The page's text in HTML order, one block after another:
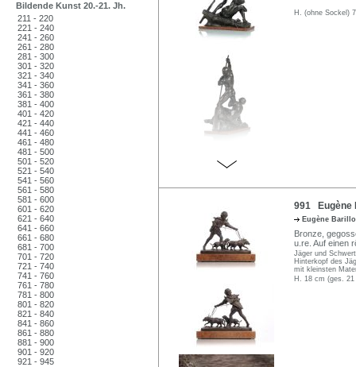
Bildende Kunst 20.-21. Jh.
211 - 220
221 - 240
241 - 260
261 - 280
281 - 300
301 - 320
321 - 340
341 - 360
361 - 380
381 - 400
401 - 420
421 - 440
441 - 460
461 - 480
481 - 500
501 - 520
521 - 540
541 - 560
561 - 580
581 - 600
601 - 620
621 - 640
641 - 660
661 - 680
681 - 700
701 - 720
721 - 740
741 - 760
761 - 780
781 - 800
801 - 820
821 - 840
841 - 860
861 - 880
881 - 900
901 - 920
921 - 945
H. (ohne Sockel)
991 Eugène
Eugène
Bronze,
u.re. Auf einen
Jäger und
Hinterkopf des
mit kleinsten
H. 18 cm (ges.